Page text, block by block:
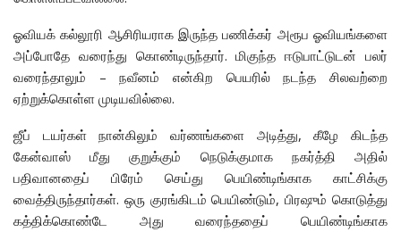
ஓவியக் கல்லூரி ஆசிரியராக இருந்த பணிக்கர் அரூப ஓவியங்களை
அப்போதே வரைந்து கொண்டிருந்தார். மிகுந்த ஈடுபாட்டுடன் பலர்
வரைந்தாலும் – நவீனம் என்கிற பெயரில் நடந்த சிலவற்றை
ஏற்றுக்கொள்ள முடியவில்லை.
ஜீப் டயர்கள் நான்கிலும் வர்ணங்களை அடித்து, கீழே கிடந்த
கேன்வாஸ் மீது குறுக்கும் நெடுக்குமாக நகர்த்தி அதில்
பதிவானதைப் பிரேம் செய்து பெயிண்டிங்காக காட்சிக்கு
வைத்திருந்தார்கள். ஒரு குரங்கிடம் பெயிண்டும், பிரஷும் கொடுத்து
கத்திக்கொண்டே அது வரைந்ததைப் பெயிண்டிங்காக